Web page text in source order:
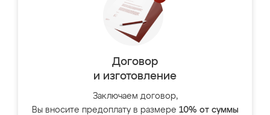
Договор
и изготовление
Заключаем договор,
Вы вносите предоплату в размере 10% от суммы